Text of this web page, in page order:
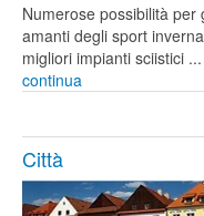
Numerose possibilità per
amanti degli sport
migliori impianti sciistici ...
continua
Città